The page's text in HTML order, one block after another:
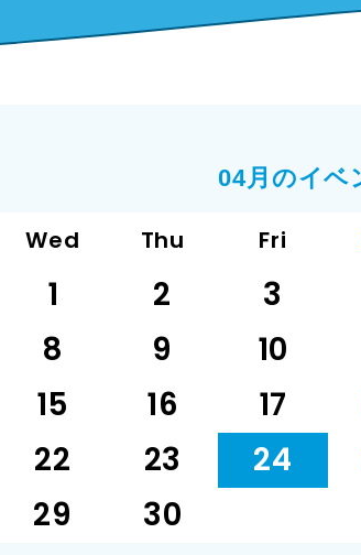
04月のイベ
Wed Thu Fri
1 2 3
8 9 10
15 16 17
22 23 24
29 30